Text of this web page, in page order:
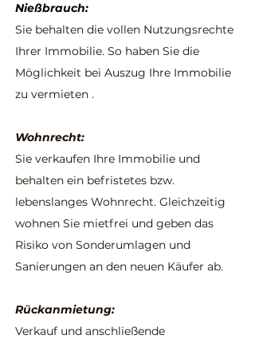
Nießbrauch:
Sie behalten die vollen Nutzungsrechte
Ihrer Immobilie. So haben Sie die
Möglichkeit bei Auszug Ihre Immobilie
zu vermieten .
Wohnrecht:
Sie verkaufen Ihre Immobilie und
behalten ein befristetes bzw.
lebenslanges Wohnrecht. Gleichzeitig
wohnen Sie mietfrei und geben das
Risiko von Sonderumlagen und
Sanierungen an den neuen Käufer ab.
Rückanmietung:
Verkauf und anschließende